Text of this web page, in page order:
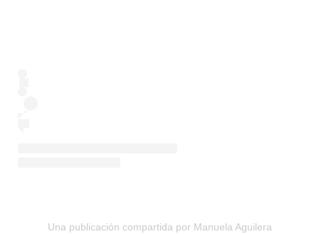
Una publicación compartida por Manuela Aguilera